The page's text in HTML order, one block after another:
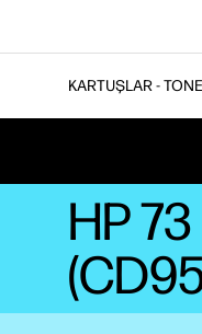
KARTUŞLAR -
HP